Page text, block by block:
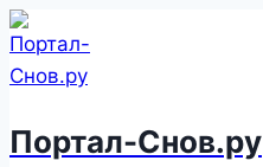
Перейти
к
содержимому
Портал-Снов.ру